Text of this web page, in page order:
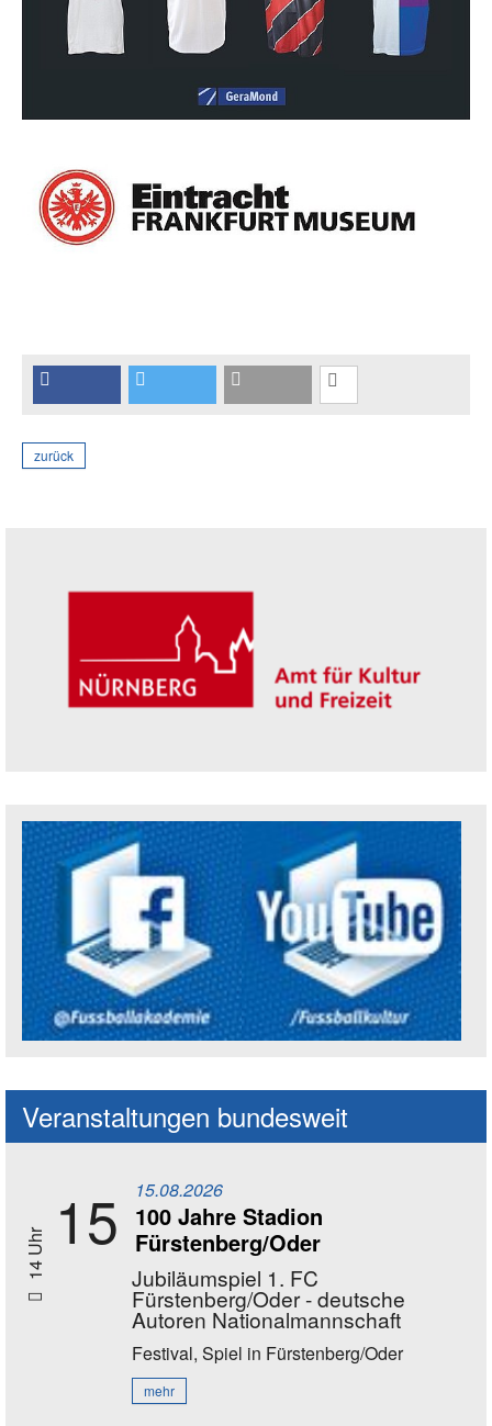
zurück
Veranstaltungen bundesweit
14 Uhr 15 15.08.2026
100 Jahre Stadion
Fürstenberg/Oder
Jubiläumspiel 1. FC
Fürstenberg/Oder - deutsche
Autoren Nationalmannschaft
Festival, Spiel in Fürstenberg/Oder
mehr